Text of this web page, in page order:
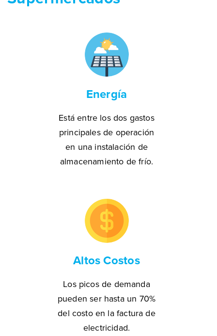
Energía
Está entre los dos gastos
principales de operación
en una instalación de
almacenamiento de frío.
Altos Costos
Los picos de demanda
pueden ser hasta un 70%
del costo en la factura de
electricidad.